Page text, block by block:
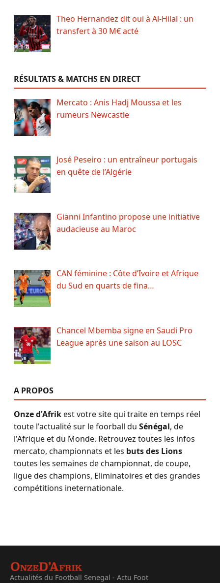
Theo Hernandez dit oui à Al-Hilal : un
transfert à 30 M€ acté
RÉSULTATS & MATCHS EN DIRECT
Mercato : Anis Hadj Moussa et les
rumeurs Newcastle
José Peseiro : un entraîneur portugais
en quête de l’Algérie
Gianni Infantino propose une initiative
audacieuse au Maroc
CAN féminine : Côte d’Ivoire et Afrique
du Sud en quarts de fina…
Chancel Mbemba signe en Saudi Pro
League après une saison au LOSC
A PROPOS
Onze d'Afrikest votre site qui traite en temps réel
toute l'actualité sur le foorball du Sénégal, de
l'Afrique et du Monde. Retrouvez toutes les infos
mercato, championnats et les buts des Lions
toutes les semaines de championnat, de coupe,
ligue des champions, Eliminatoires et des grandes
compétitions ineternationale.
Actualités du Football Senegal - Actu Foot